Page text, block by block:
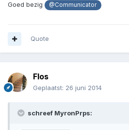
Goed bezig @Communicator
Quote
Flos
Geplaatst: 26 juni 2014
schreef MyronPrps: